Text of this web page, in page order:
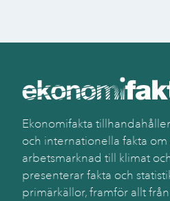
Ekonomifakta
och internationella fakta
arbetsmarknad till klimat
presenterar fakta och
primärkällor, framför allt